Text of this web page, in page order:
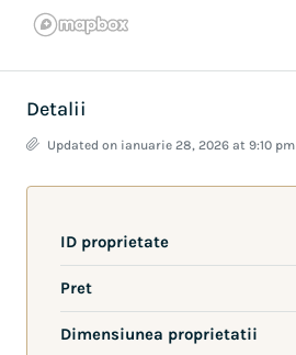
Detalii
Updated on ianuarie 28, 2026 at 9:10 pm
ID proprietate
Pret
Dimensiunea proprietatii